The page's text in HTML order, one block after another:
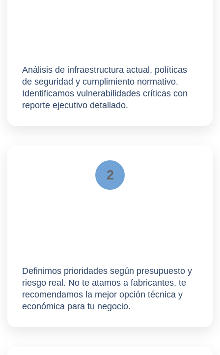
Análisis de infraestructura actual, políticas
de seguridad y cumplimiento normativo.
Identificamos vulnerabilidades críticas con
reporte ejecutivo detallado.
2
Definimos prioridades según presupuesto y
riesgo real. No te atamos a fabricantes, te
recomendamos la mejor opción técnica y
económica para tu negocio.